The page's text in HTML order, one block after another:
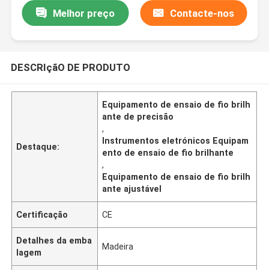
Melhor preço Contacte-nos
DESCRIçãO DE PRODUTO
Destaque:
Equipamento de ensaio de fio brilh
ante de precisão
,
Instrumentos eletrónicos Equipam
ento de ensaio de fio brilhante
,
Equipamento de ensaio de fio brilh
ante ajustável
Certificação CE
Detalhes da emba
lagem
Madeira